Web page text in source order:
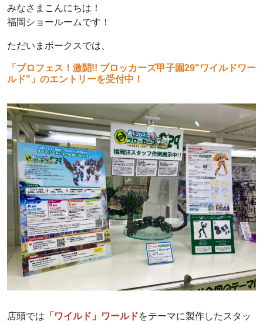
みなさまこんにちは！
福岡ショールームです！
ただいまボークスでは、
「ブロフェス！激闘!! ブロッカーズ甲子園29"ワイルドワー
ルド"」のエントリーを受付中！
店頭では 「ワイルド」ワールドをテーマに製作したスタッ